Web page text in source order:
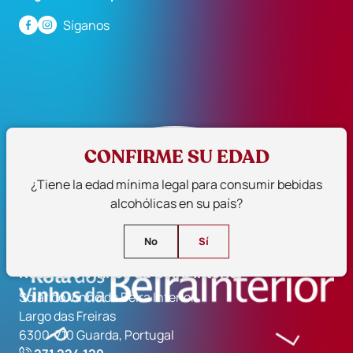
Síganos
Rota dos Vinhos da Beira Interior
Solar do Vinho da Beira Interior
Largo das Freiras
6300-710 Guarda, Portugal
CONFIRME SU EDAD
¿Tiene la edad mínima legal para consumir bebidas
alcohólicas en su país?
No Sí